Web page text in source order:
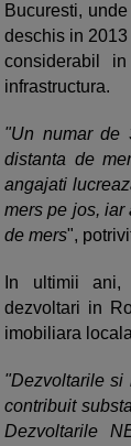
Bucuresti,
deschis in
considerabil
infrastructura.
"Un numar de
distanta de
angajati
mers pe jos,
de mers",
In ultimii ani,
dezvoltari in
imobiliara
"Dezvoltarile si
contribuit
Dezvoltarile